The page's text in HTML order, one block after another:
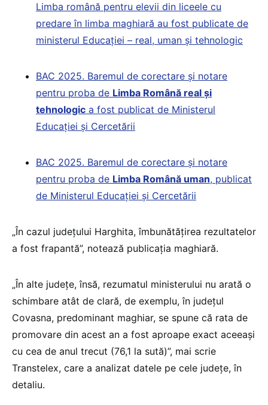
Limba română pentru elevii din liceele cu
predare în limba maghiară au fost publicate de
ministerul Educației – real, uman și tehnologic
BAC 2025. Baremul de corectare și notare
pentru proba de Limba Română real și
tehnologic a fost publicat de Ministerul
Educației și Cercetării
BAC 2025. Baremul de corectare și notare
pentru proba de Limba Română uman, publicat
de Ministerul Educației și Cercetării
„În cazul județului Harghita, îmbunătățirea rezultatelor
a fost frapantă”, notează publicația maghiară.
„În alte județe, însă, rezumatul ministerului nu arată o
schimbare atât de clară, de exemplu, în județul
Covasna, predominant maghiar, se spune că rata de
promovare din acest an a fost aproape exact aceeași
cu cea de anul trecut (76,1 la sută)”, mai scrie
Transtelex, care a analizat datele pe cele județe, în
detaliu.